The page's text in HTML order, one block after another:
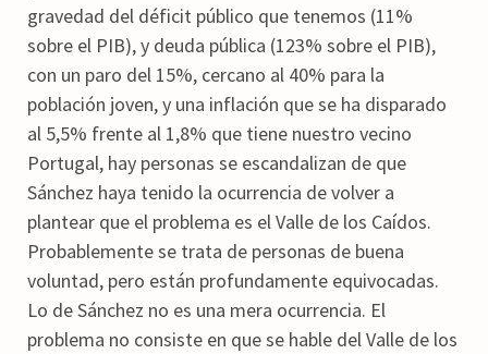
gravedad del déficit público que tenemos (11%
sobre el PIB), y deuda pública (123% sobre el PIB),
con un paro del 15%, cercano al 40% para la
población joven, y una inflación que se ha disparado
al 5,5% frente al 1,8% que tiene nuestro vecino
Portugal, hay personas se escandalizan de que
Sánchez haya tenido la ocurrencia de volver a
plantear que el problema es el Valle de los Caídos.
Probablemente se trata de personas de buena
voluntad, pero están profundamente equivocadas.
Lo de Sánchez no es una mera ocurrencia. El
problema no consiste en que se hable del Valle de los